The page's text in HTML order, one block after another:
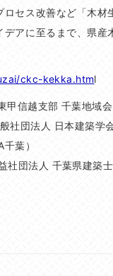
セス改善など「木
アに至るまで、県
ckc-kekka.html
信越支部 千葉地域会
社団法人 日本建築学
葉）
団法人 千葉県建築